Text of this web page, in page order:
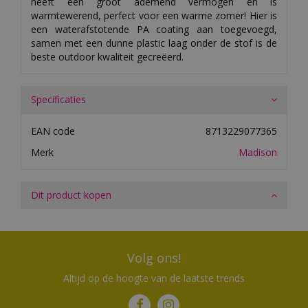
warmtewerend, perfect voor een warme zomer! Hier is
een waterafstotende PA coating aan toegevoegd,
samen met een dunne plastic laag onder de stof is de
beste outdoor kwaliteit gecreëerd.
Specificaties
EAN code
8713229077365
Merk
Madison
Dit product kopen
Volg ons!
Altijd op de hoogte van de laatste trends